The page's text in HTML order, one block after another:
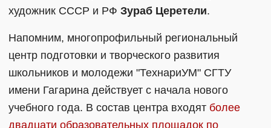
художник СССР и РФ Зураб Церетели.
Напомним, многопрофильный региональный
центр подготовки и творческого развития
школьников и молодежи "ТехнариУМ" СГТУ
имени Гагарина действует с начала нового
учебного года. В состав центра входят более
двадцати образовательных площадок по